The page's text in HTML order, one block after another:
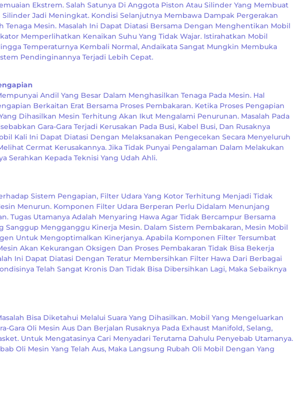
Ekstrem. Salah Satunya Di Anggota Piston Atau Silinder Yang Membuat
Jadi Meningkat. Kondisi Selanjutnya Membawa Dampak Pergerakan
Tenaga Mesin. Masalah Ini Dapat Diatasi Bersama Dengan Menghentikan Mobil
Memperlihatkan Kenaikan Suhu Yang Tidak Wajar. Istirahatkan Mobil
Temperaturnya Kembali Normal, Andaikata Sangat Mungkin Membuka
Pendinginannya Terjadi Lebih Cepat.
Andil Yang Besar Dalam Menghasilkan Tenaga Pada Mesin. Hal
Berkaitan Erat Bersama Proses Pembakaran. Ketika Proses Pengapian
Dihasilkan Mesin Terhitung Akan Ikut Mengalami Penurunan. Masalah Pada
Gara-Gara Terjadi Kerusakan Pada Busi, Kabel Busi, Dan Rusaknya
Kali Ini Dapat Diatasi Dengan Melaksanakan Pengecekan Secara Menyeluruh
Cermat Kerusakannya. Jika Tidak Punyai Pengalaman Dalam Melakukan
Serahkan Kepada Teknisi Yang Udah Ahli.
Sistem Pengapian, Filter Udara Yang Kotor Terhitung Menjadi Tidak
Menurun. Komponen Filter Udara Berperan Perlu Didalam Menunjang
Tugas Utamanya Adalah Menyaring Hawa Agar Tidak Bercampur Bersama
Sanggup Mengganggu Kinerja Mesin. Dalam Sistem Pembakaran, Mesin Mobil
Untuk Mengoptimalkan Kinerjanya. Apabila Komponen Filter Tersumbat
Akan Kekurangan Oksigen Dan Proses Pembakaran Tidak Bisa Bekerja
Ini Dapat Diatasi Dengan Teratur Membersihkan Filter Hawa Dari Berbagai
Telah Sangat Kronis Dan Tidak Bisa Dibersihkan Lagi, Maka Sebaiknya
Bisa Diketahui Melalui Suara Yang Dihasilkan. Mobil Yang Mengeluarkan
Gara Oli Mesin Aus Dan Berjalan Rusaknya Pada Exhaust Manifold, Selang,
Untuk Mengatasinya Cari Menyadari Terutama Dahulu Penyebab Utamanya.
Oli Mesin Yang Telah Aus, Maka Langsung Rubah Oli Mobil Dengan Yang